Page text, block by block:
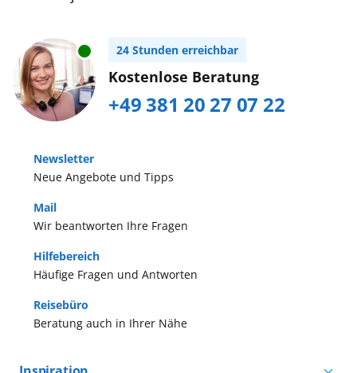
24 Stunden erreichbar
Kostenlose Beratung
+49 381 20 27 07 22
Neue Angebote und Tipps
Newsletter
Häufige Fragen und Antworten
Hilfebereich
Wir beantworten Ihre Fragen
Mail
Beratung auch in Ihrer Nähe
Reisebüro